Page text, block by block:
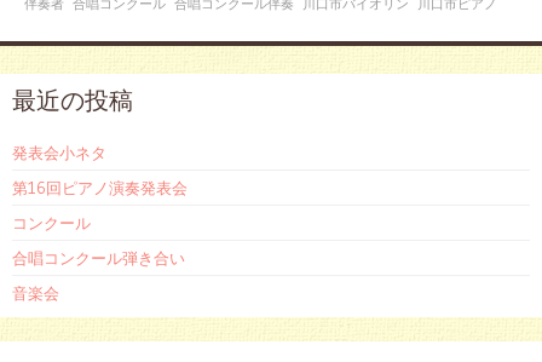
最近の投稿
発表会小ネタ
第16回ピアノ演奏発表会
コンクール
合唱コンクール弾き合い
音楽会